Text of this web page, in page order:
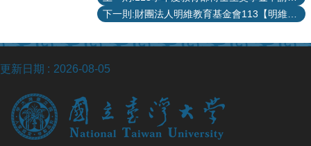
源
更新日期 2026-08-05